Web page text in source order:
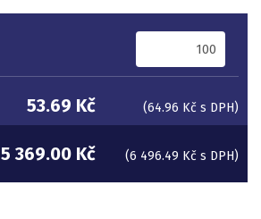
53.69 Kč (64.96 Kč s DPH)
5 369.00 Kč (6 496.49 Kč s DPH)